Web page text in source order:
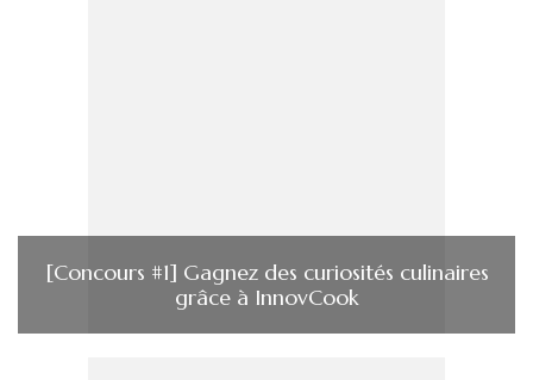
[Concours #1] Gagnez des curiosités culinaires
grâce à InnovCook